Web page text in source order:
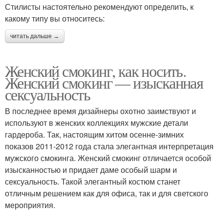
Стилисты настоятельно рекомендуют определить, к
какому типу вы относитесь:
читать дальше →
Женский смокинг, как носить.
Женский смокинг — изысканная
сексуальность
В последнее время дизайнеры охотно заимствуют и
используют в женских коллекциях мужские детали
гардероба. Так, настоящим хитом осенне-зимних
показов 2011-2012 года стала элегантная интерпретация
мужского смокинга. Женский смокинг отличается особой
изысканностью и придает даме особый шарм и
сексуальность. Такой элегантный костюм станет
отличным решением как для офиса, так и для светского
мероприятия.